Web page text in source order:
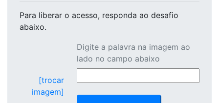
Para liberar o acesso, responda ao desafio
abaixo.
[trocar
imagem]
Digite a palavra na imagem ao
lado no campo abaixo